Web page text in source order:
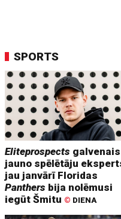
SPORTS
Eliteprospects galvenais
jauno spēlētāju
jau janvārī Floridas
Panthers bija nolēmusi
iegūt Šmitu © DIENA